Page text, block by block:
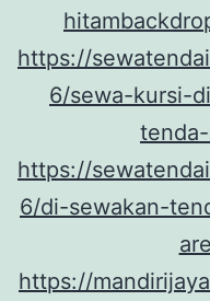
https://
6/sewa-kursi-
https://
6/di-sewakan-
https://